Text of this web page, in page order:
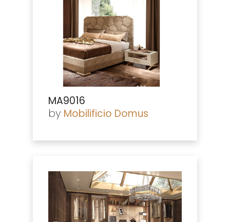
MA9016
by Mobilificio Domus